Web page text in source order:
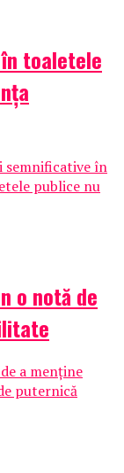
toaletele
semnificative în
publice nu
o notă de
a menține
puternică